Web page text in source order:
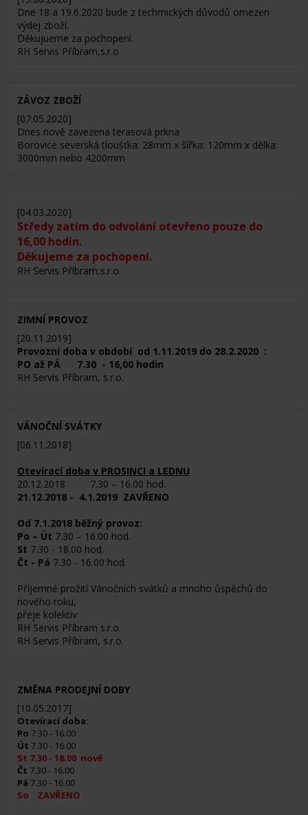
Dne 18 a 19.6.2020 bude z techmických důvodů omezen
výdej zboží.
Děkujueme za pochopení.
RH Servis Příbram,s.r.o
ZÁVOZ ZBOŽÍ
[07.05.2020]
Dnes nově zavezena terasová prkna
Borovice severská tloušťka: 28mm x šířka: 120mm x délka:
3000mm nebo 4200mm
[04.03.2020]
Středy zatím do odvolání otevřeno pouze do
16,00 hodin.
Děkujeme za pochopení.
RH Servis Příbram,s.r.o.
ZIMNÍ PROVOZ
[20.11.2019]
Provozní doba v období od 1.11.2019 do 28.2.2020 :
PO až PÁ 7.30 - 16,00 hodin
RH Servis Příbram, s.r.o.
VÁNOČNÍ SVÁTKY
[06.11.2018]
Otevírací doba v PROSINCI a LEDNU
20.12.2018 7.30 – 16.00 hod.
21.12.2018 - 4.1.2019 ZAVŘENO
Od 7.1.2018 běžný provoz:
Po – Út 7.30 – 16.00 hod.
St 7.30 - 18.00 hod.
Čt - Pá 7.30 - 16.00 hod.
Příjemné prožití Vánočních svátků a mnoho ůspěchů do
nového roku,
přeje kolektiv
RH Servis Příbram s.r.o.
RH Servis Příbram, s.r.o.
ZMĚNA PRODEJNÍ DOBY
[10.05.2017]
Otevírací doba:
Po 7.30 - 16.00
Út 7.30 - 16.00
St 7.30 - 18.00 nově
Čt 7.30 - 16.00
Pá 7.30 - 16.00
So ZAVŘENO